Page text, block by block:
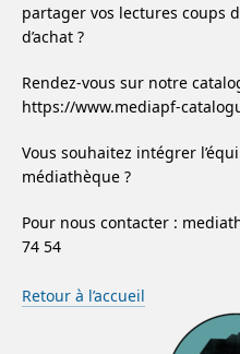
partager vos lectures coups
d’achat ?
Rendez-vous sur notre
https://www.mediapf-
Vous souhaitez intégrer
médiathèque ?
Pour nous contacter :
74 54
Retour à l’accueil